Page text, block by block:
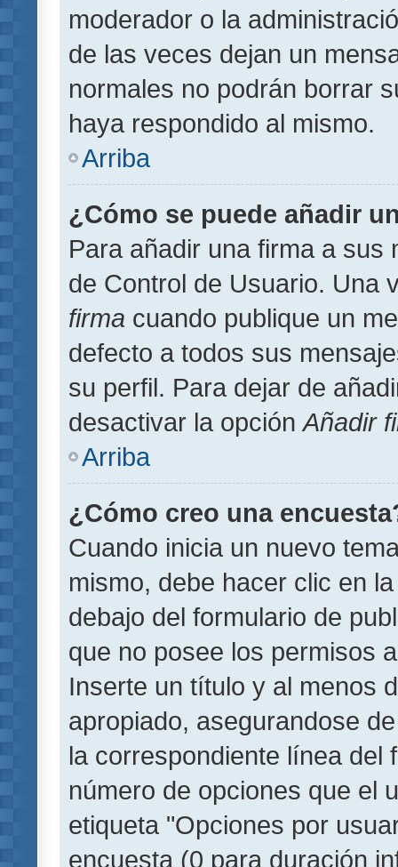
moderador o la
de las veces dejan un
normales no podrán borrar
haya respondido al mismo.
Arriba
¿Cómo se puede añadir
Para añadir una firma a sus
de Control de Usuario. Una
firma cuando publique un
defecto a todos sus
su perfil. Para dejar de
desactivar la opción Añadir
Arriba
¿Cómo creo una
Cuando inicia un nuevo
mismo, debe hacer clic en
debajo del formulario de
que no posee los permisos
Inserte un título y al menos
apropiado, asegurandose
la correspondiente línea del
número de opciones que el
etiqueta "Opciones por
encuesta (0 para duración